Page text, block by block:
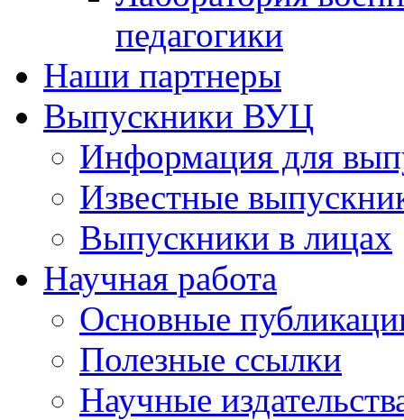
педагогики
Наши партнеры
Выпускники ВУЦ
Информация для
Известные
Выпускники в лицах
Научная работа
Основные
Полезные ссылки
Научные